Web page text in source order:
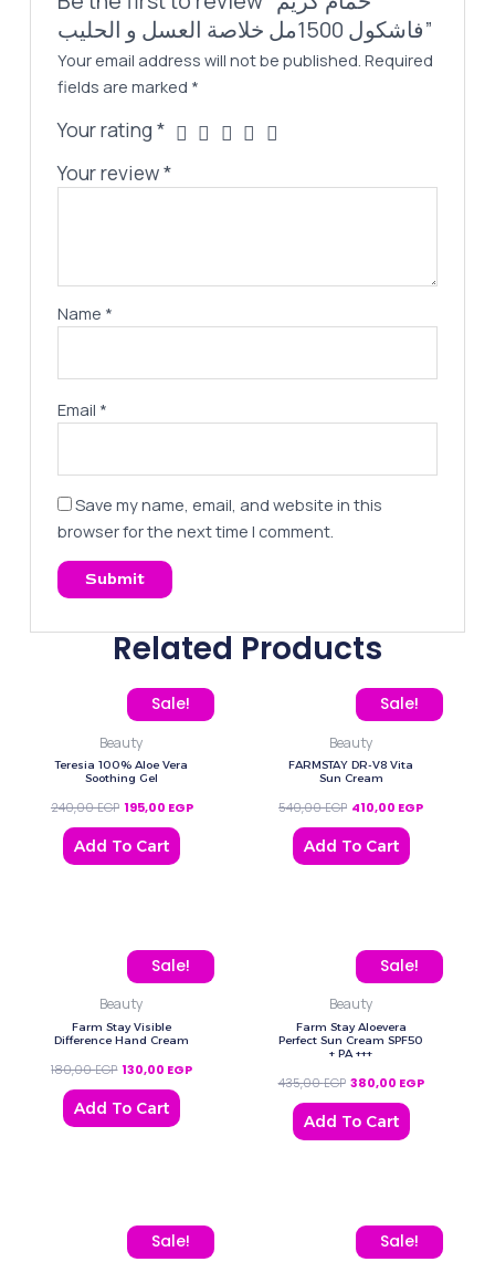
فاشكول 1500مل خلاصة العسل و الحليب”
Your email address will not be published. Required
fields are marked *
Your rating*
Your review*
Name *
Email *
Save my name, email, and website in this
browser for the next time I comment.
Related Products
Sale!
Beauty
Teresia 100% Aloe Vera
Soothing Gel
240,00EGP
Original price was: 240,00 EGP.
195,00 EGP
Current price is: 195,00 EGP.
Add To Cart
Sale!
Beauty
FARMSTAY DR-V8 Vita
Sun Cream
540,00EGP
Original price was:
410,00 EGP
Current
Add To Cart
Sale!
Beauty
Farm Stay Visible
Difference Hand Cream
180,00EGP
Original price was: 180,00 EGP.
130,00 EGP
Current price is: 130,00 EGP.
Add To Cart
Sale!
Beauty
Farm Stay Aloevera
Perfect Sun Cream SPF50
+ PA +++
435,00EGP
Original price was:
380,00 EGP
Current
Add To Cart
Sale!
Original price was: 80,00 EGP.
Current price is: 70,00 EGP. Sale!
Original price was:
Current price